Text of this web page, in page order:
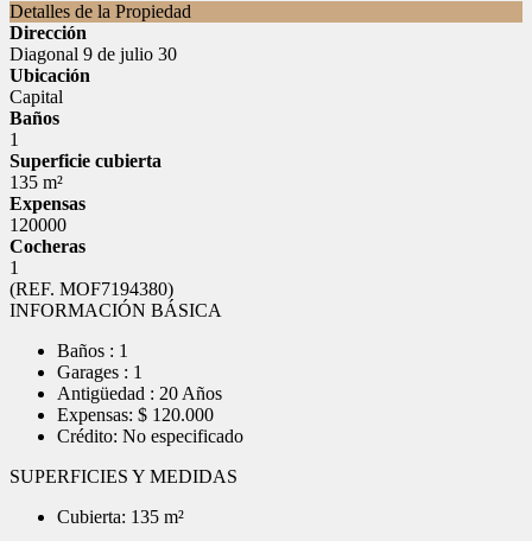
Detalles de la Propiedad
Dirección
Diagonal 9 de julio 30
Ubicación
Capital
Baños
1
Superficie cubierta
135 m²
Expensas
120000
Cocheras
1
(REF. MOF7194380)
INFORMACIÓN BÁSICA
Baños : 1
Garages : 1
Antigüedad : 20 Años
Expensas: $ 120.000
Crédito: No especificado
SUPERFICIES Y MEDIDAS
Cubierta: 135 m²